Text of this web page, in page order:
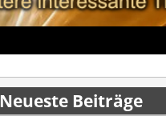
Neueste Beiträge